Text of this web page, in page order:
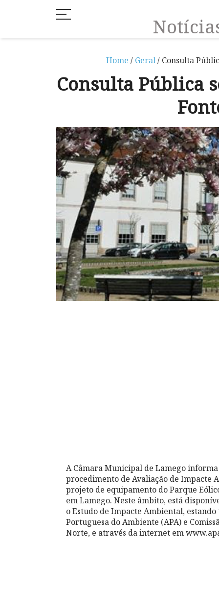
Home / Geral/ Consulta
Consulta Pública
A Câmara Municipal de Lamego
procedimento de Avaliação de Impacte
projeto de equipamento do Parque
em Lamego. Neste âmbito, está
o Estudo de Impacte Ambiental,
Portuguesa do Ambiente (APA) e
Norte, e através da internet em